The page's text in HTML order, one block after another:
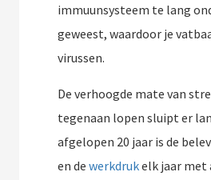
immuunsysteem te lang
geweest, waardoor je
virussen.
De verhoogde mate van
tegenaan lopen sluipt er
afgelopen 20 jaar is de
en de werkdrukelk jaar met